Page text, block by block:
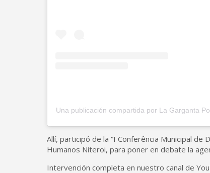
Una publicación compartida por La Garganta
Allí, participó de la “I Conferência Municipal
Humanos Niteroi, para poner en debate la
Intervención completa en nuestro canal de